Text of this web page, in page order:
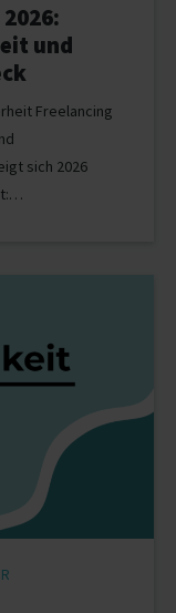
und
Freelancing
sich 2026